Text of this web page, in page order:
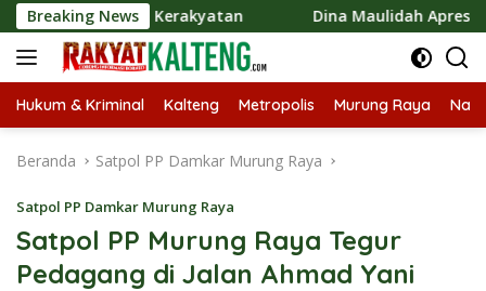
Langsung
ke
konten
Breaking News
Kerakyatan Dina Maulidah Apresiasi Festival
Hukum & Kriminal Kalteng Metropolis Murung Raya
Beranda Satpol PP Damkar Murung Raya
Satpol PP Damkar Murung Raya
Satpol PP Murung Raya Tegur
Pedagang di Jalan Ahmad Yani